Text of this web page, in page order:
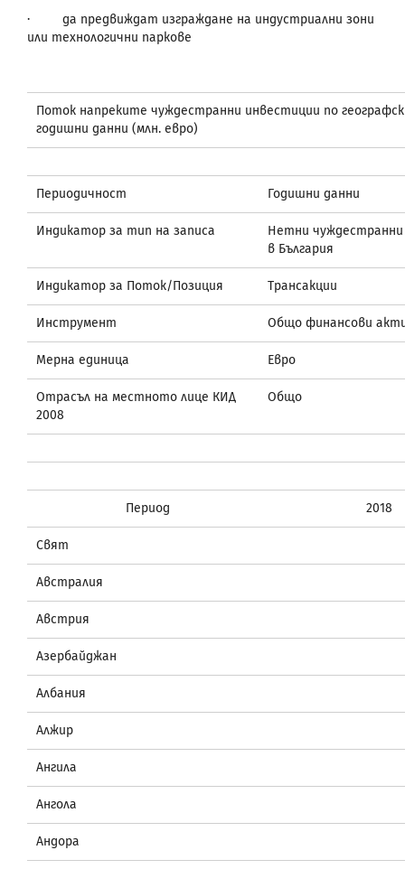
· да предвиждат изграждане на индустриални зони
или технологични паркове
Поток напреките чуждестранни инвестиции по
годишни данни (млн. евро)
Периодичност Годишни данни
Индикатор за тип на записа
Нетни
в България
Индикатор за Поток/Позиция Трансакции
Инструмент Общо финансови
Мерна единица Евро
Отрасъл на местното лице КИД
2008
Общо
Период 2018
Свят
Австралия
Австрия
Азербайджан
Албания
Алжир
Ангила
Ангола
Андора